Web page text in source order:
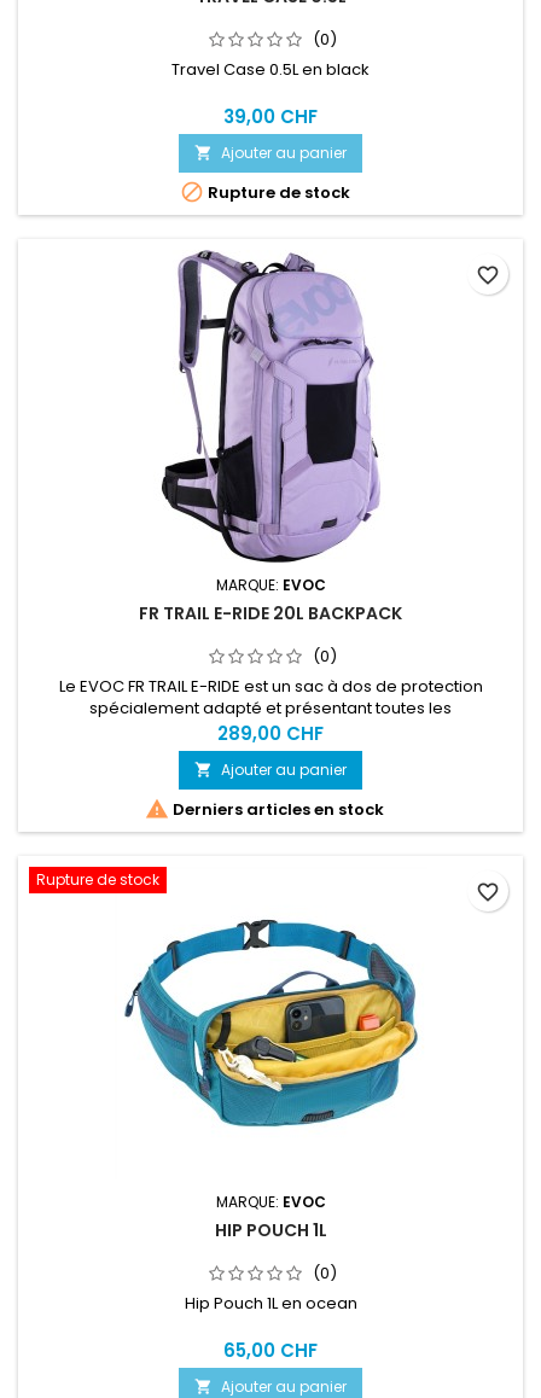
(0)
Travel Case 0.5L en black
39,00 CHF
 Ajouter au panier
 Rupture de stock
MARQUE: EVOC
FR TRAIL E-RIDE 20L BACKPACK
(0)
Le EVOC FR TRAIL E-RIDE est un sac à dos de protection
spécialement adapté et présentant toutes les
caractéristiques nécessaires à la pratique du mountainbike
électrique. Pour le nouveau segment des E-Bikes, nous
avons investi notre expérience dans le développement de
sacs à dos sophistiqués afin de concevoir un sac spécial E-
Bike. Avec anneau porte-clés...
289,00 CHF
 Ajouter au panier
 Derniers articles en stock
favorite_border
Rupture de stock
MARQUE: EVOC
HIP POUCH 1L
(0)
Hip Pouch 1L en ocean
65,00 CHF
 Ajouter au panier
favorite_border